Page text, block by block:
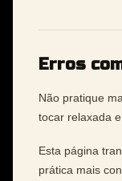
Erros
Não pratique
tocar relaxada
Esta página
prática mais